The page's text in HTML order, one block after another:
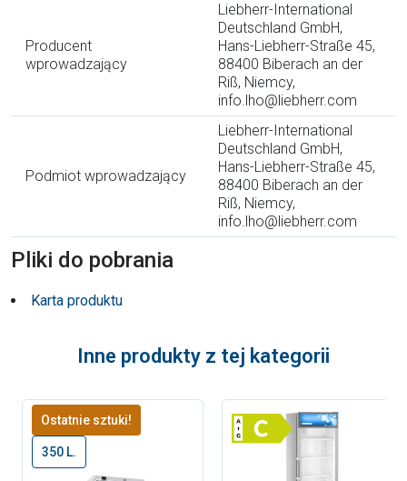
Producent
wprowadzający
Liebherr-International
Deutschland GmbH,
Hans-Liebherr-Straße 45,
88400 Biberach an der
Riß, Niemcy,
info.lho@liebherr.com
Podmiot wprowadzający
Liebherr-International
Deutschland GmbH,
Hans-Liebherr-Straße 45,
88400 Biberach an der
Riß, Niemcy,
info.lho@liebherr.com
Pliki do pobrania
Karta produktu
Inne produkty z tej kategorii
Ostatnie sztuki!
350 L.